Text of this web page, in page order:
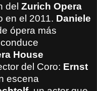
del Zurich Opera
en el 2011. Daniele
ópera más
House
del Coro: Ernst
escena